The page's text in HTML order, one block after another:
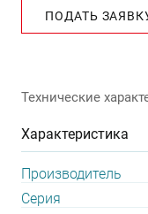
ПОДАТЬ
Технические
Характеристика
Производитель
Серия